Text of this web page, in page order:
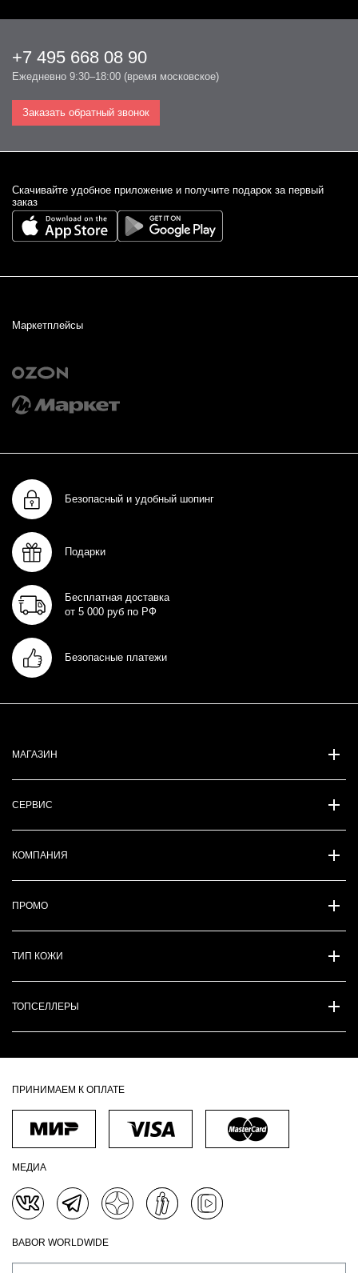
+7 495 668 08 90
Ежедневно 9:30–18:00 (время московское)
Заказать обратный звонок
Cкачивайте удобное приложение и получите подарок за первый
заказ
Маркетплейсы
Безопасный и удобный шопинг
Подарки
Бесплатная доставка
от 5 000 руб по РФ
Безопасные платежи
МАГАЗИН
СЕРВИС
КОМПАНИЯ
ПРОМО
ТИП КОЖИ
ТОПСЕЛЛЕРЫ
ПРИНИМАЕМ К ОПЛАТЕ
МЕДИА
BABOR WORLDWIDE